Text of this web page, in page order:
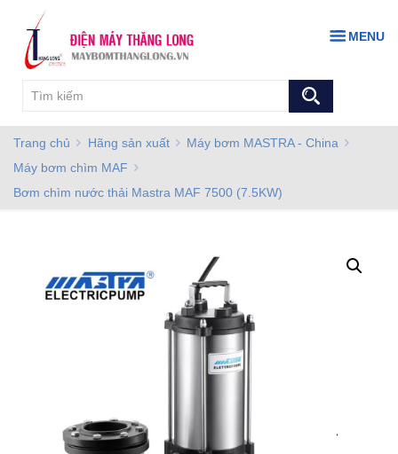
MENU
Trang chủ Hãng sản xuất
Máy bơm MASTRA - China
Máy bơm chìm MAF
Bơm chìm nước thải Mastra MAF 7500 (7.5KW)